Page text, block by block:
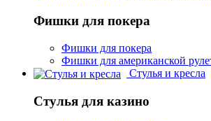
Фишки для покера
Фишки для покера
Фишки для американской
Стулья и кресла
Стулья для казино